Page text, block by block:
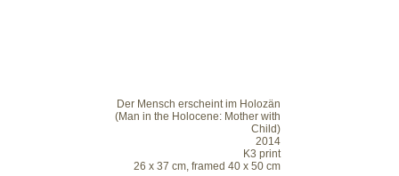
Der Mensch erscheint im Holozän
(Man in the Holocene: Mother with
Child)
2014
K3 print
26 x 37 cm, framed 40 x 50 cm